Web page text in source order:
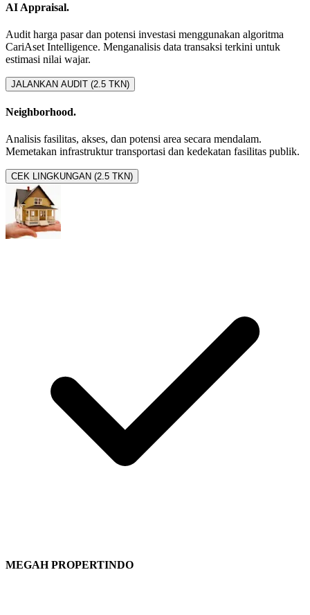
AI Appraisal.
Audit harga pasar dan potensi investasi menggunakan algoritma
CariAset Intelligence. Menganalisis data transaksi terkini untuk
estimasi nilai wajar.
JALANKAN AUDIT (2.5 TKN)
Neighborhood.
Analisis fasilitas, akses, dan potensi area secara mendalam.
Memetakan infrastruktur transportasi dan kedekatan fasilitas publik.
CEK LINGKUNGAN (2.5 TKN)
MEGAH PROPERTINDO